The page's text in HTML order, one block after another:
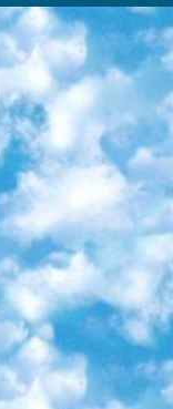
остальном содержание переводов соответствует оригиналам. Полные тексты можно читать прямо в социальной сети. 8. InternetUrok Онлайн-база материалов по основным дисциплинам школьной программы. Информация на сайте структурирована по классам, предметам и темам (урокам). Каждый урок состоит из видеолекций и конспектов. Есть также интерактивные тренажёры и тесты для закрепления пройденного материала. Даже если вы давно окончили школу, возможность повторить программу старших классов всегда может пригодиться. 9. Edutainme Ещё один ресурс об образовании. В отличие от Newtonew, как мне кажется, Edutainme больше ориентируется на представителей индустрии: педагогов, предпринимателей, разработчиков образовательных проектов. Но и любой, кто просто стремится к саморазвитию, найдёт на сайте много полезного и интересного для себя. Например, информацию о новых курсах и образовательных сервисах. 10. Newtonew Онлайн-медиа об образовании и обучении в широком смысле. Авторы Newtonew пишут об инструментах, заведениях, тактиках и стратегиях, которые помогают учить других и получать новые знания самостоятельно. На этой площадке вы найдёте новости, обзоры, аналитические мат